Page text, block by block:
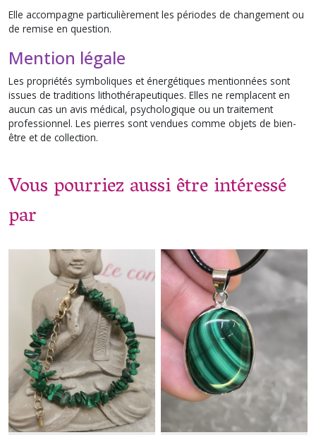
Elle accompagne particulièrement les périodes de changement ou
de remise en question.
Mention légale
Les propriétés symboliques et énergétiques mentionnées sont
issues de traditions lithothérapeutiques. Elles ne remplacent en
aucun cas un avis médical, psychologique ou un traitement
professionnel. Les pierres sont vendues comme objets de bien-
être et de collection.
Vous pourriez aussi être intéressé
par